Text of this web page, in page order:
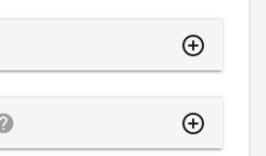
highlight_off
highlight_off